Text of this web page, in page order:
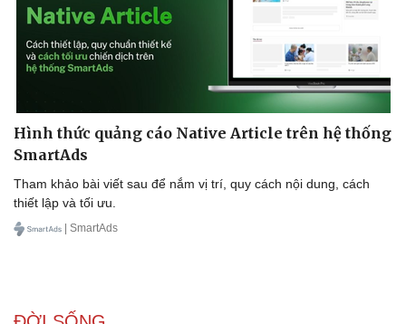
Hình thức quảng cáo Native Article trên hệ thống
SmartAds
Tham khảo bài viết sau để nắm vị trí, quy cách nội dung, cách
thiết lập và tối ưu.
| SmartAds